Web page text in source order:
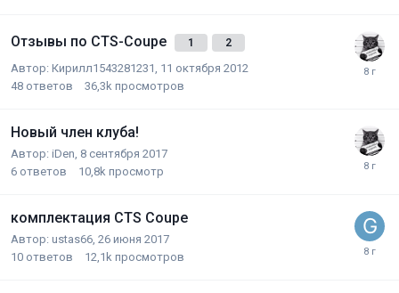
Отзывы по CTS-Coupe 1 2
Автор: Кирилл1543281231 11 октября 2012
48 ответов 36,3k просмотров
Новый член клуба!
Автор: iDen 8 сентября 2017
6 ответов 10,8k просмотр
комплектация CTS Coupe
Автор: ustas66 26 июня 2017
10 ответов 12,1k просмотров